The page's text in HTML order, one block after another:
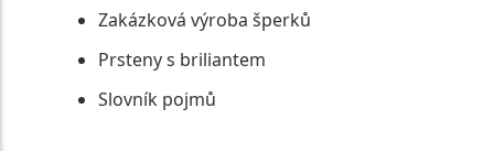
Zakázková výroba šperků
Prsteny s briliantem
Slovník pojmů